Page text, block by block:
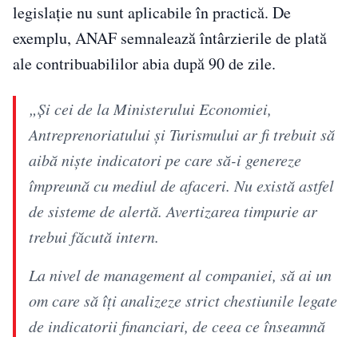
legislație nu sunt aplicabile în practică. De
exemplu, ANAF semnalează întârzierile de plată
ale contribuabililor abia după 90 de zile.
„Și cei de la Ministerului Economiei,
Antreprenoriatului și Turismului ar fi trebuit să
aibă niște indicatori pe care să-i genereze
împreună cu mediul de afaceri. Nu există astfel
de sisteme de alertă. Avertizarea timpurie ar
trebui făcută intern.
La nivel de management al companiei, să ai un
om care să îți analizeze strict chestiunile legate
de indicatorii financiari, de ceea ce înseamnă